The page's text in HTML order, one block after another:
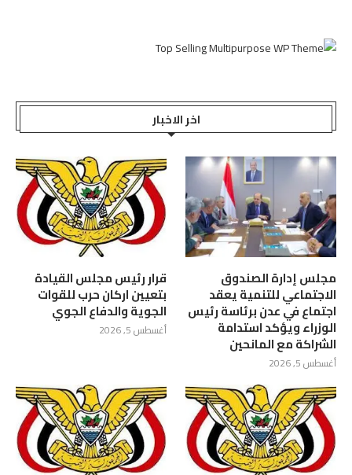
اخر الاخبار
مجلس إدارة الصندوق
الاجتماعي للتنمية يعقد
اجتماع في عدن برئاسة رئيس
الوزراء ويؤكد استدامة
الشراكة مع المانحين
أغسطس 5, 2026
قرار رئيس مجلس القيادة
بتعيين اركان حرب للقوات
الجوية والدفاع الجوي
أغسطس 5, 2026